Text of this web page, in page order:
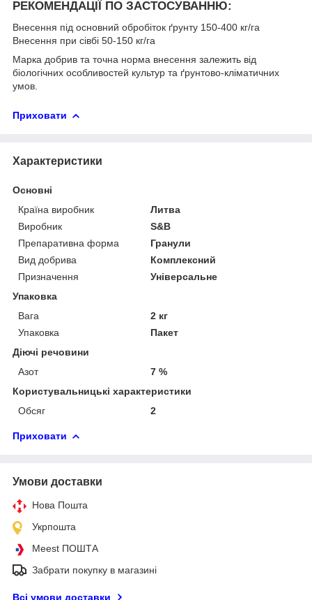
РЕКОМЕНДАЦІЇ ПО ЗАСТОСУВАННЮ:
Внесення під основний обробіток ґрунту 150-400 кг/га
Внесення при сівбі 50-150 кг/га
Марка добрив та точна норма внесення залежить від
біологічних особливостей культур та ґрунтово-кліматичних
умов.
Приховати
Характеристики
Основні
Країна виробник
Литва
Виробник
S&B
Препаративна форма
Гранули
Вид добрива
Комплексний
Призначення
Універсальне
Упаковка
Вага
2 кг
Упаковка
Пакет
Діючі речовини
Азот
7 %
Користувальницькі характеристики
Обсяг
2
Приховати
Умови доставки
Нова Пошта
Укрпошта
Meest ПОШТА
Забрати покупку в магазині
Всі умови доставки